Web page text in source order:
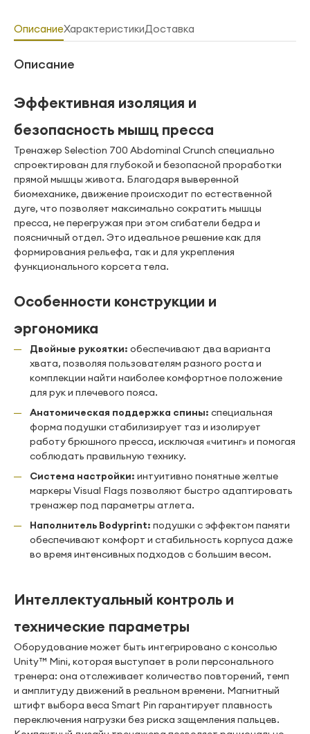
ОписаниеХарактеристикиДоставка
Описание
Эффективная изоляция и
безопасность мышц пресса
Тренажер Selection 700 Abdominal Crunch специально
спроектирован для глубокой и безопасной проработки
прямой мышцы живота. Благодаря выверенной
биомеханике, движение происходит по естественной
дуге, что позволяет максимально сократить мышцы
пресса, не перегружая при этом сгибатели бедра и
поясничный отдел. Это идеальное решение как для
формирования рельефа, так и для укрепления
функционального корсета тела.
Особенности конструкции и
эргономика
Двойные рукоятки: обеспечивают два варианта
хвата, позволяя пользователям разного роста и
комплекции найти наиболее комфортное положение
для рук и плечевого пояса.
Анатомическая поддержка спины: специальная
форма подушки стабилизирует таз и изолирует
работу брюшного пресса, исключая «читинг» и помогая
соблюдать правильную технику.
Система настройки: интуитивно понятные желтые
маркеры Visual Flags позволяют быстро адаптировать
тренажер под параметры атлета.
Наполнитель Bodyprint: подушки с эффектом памяти
обеспечивают комфорт и стабильность корпуса даже
во время интенсивных подходов с большим весом.
Интеллектуальный контроль и
технические параметры
Оборудование может быть интегрировано с консолью
Unity™ Mini, которая выступает в роли персонального
тренера: она отслеживает количество повторений, темп
и амплитуду движений в реальном времени. Магнитный
штифт выбора веса Smart Pin гарантирует плавность
переключения нагрузки без риска защемления пальцев.